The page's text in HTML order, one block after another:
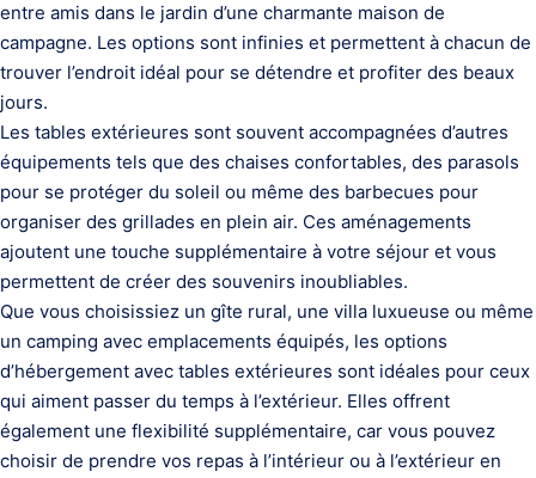
entre amis dans le jardin d’une charmante maison de
campagne. Les options sont infinies et permettent à chacun de
trouver l’endroit idéal pour se détendre et profiter des beaux
jours.
Les tables extérieures sont souvent accompagnées d’autres
équipements tels que des chaises confortables, des parasols
pour se protéger du soleil ou même des barbecues pour
organiser des grillades en plein air. Ces aménagements
ajoutent une touche supplémentaire à votre séjour et vous
permettent de créer des souvenirs inoubliables.
Que vous choisissiez un gîte rural, une villa luxueuse ou même
un camping avec emplacements équipés, les options
d’hébergement avec tables extérieures sont idéales pour ceux
qui aiment passer du temps à l’extérieur. Elles offrent
également une flexibilité supplémentaire, car vous pouvez
choisir de prendre vos repas à l’intérieur ou à l’extérieur en